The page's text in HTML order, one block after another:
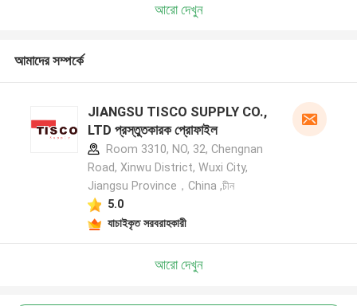
আরো দেখুন
আমাদের সম্পর্কে
JIANGSU TISCO SUPPLY CO.,
LTD প্রস্তুতকারক প্রোফাইল
Room 3310, NO, 32, Chengnan
Road, Xinwu District, Wuxi City,
Jiangsu Province，China ,চীন
5.0
যাচাইকৃত সরবরাহকারী
আরো দেখুন